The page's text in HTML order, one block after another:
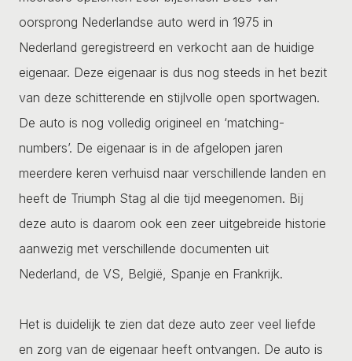
oorsprong Nederlandse auto werd in 1975 in
Nederland geregistreerd en verkocht aan de huidige
eigenaar. Deze eigenaar is dus nog steeds in het bezit
van deze schitterende en stijlvolle open sportwagen.
De auto is nog volledig origineel en ‘matching-
numbers’. De eigenaar is in de afgelopen jaren
meerdere keren verhuisd naar verschillende landen en
heeft de Triumph Stag al die tijd meegenomen. Bij
deze auto is daarom ook een zeer uitgebreide historie
aanwezig met verschillende documenten uit
Nederland, de VS, België, Spanje en Frankrijk.
Het is duidelijk te zien dat deze auto zeer veel liefde
en zorg van de eigenaar heeft ontvangen. De auto is